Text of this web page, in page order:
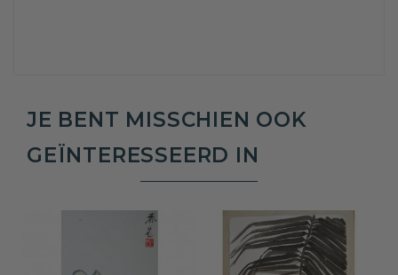
JE BENT MISSCHIEN OOK
GEÏNTERESSEERD IN